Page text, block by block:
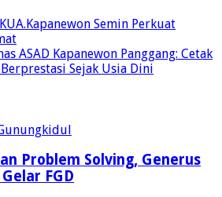
Semin Perkuat
ASAD Kapanewon Panggang: Cetak
Sejak Usia Dini
Problem Solving, Generus
FGD